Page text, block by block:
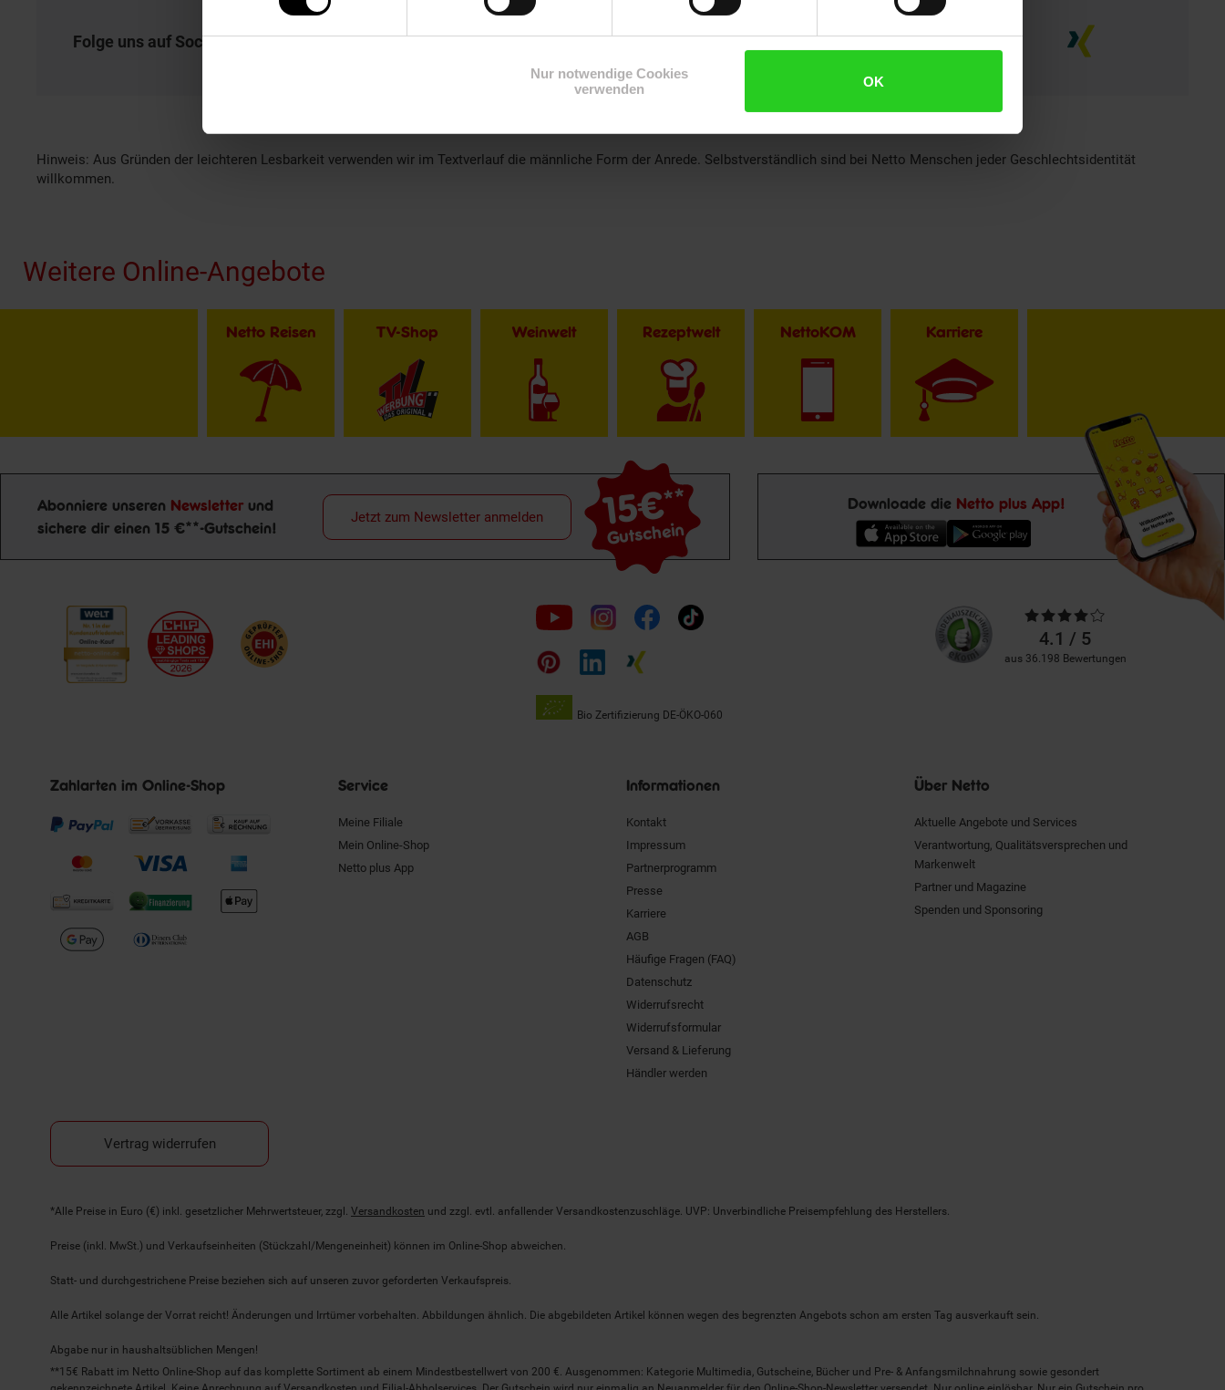
Nur notwendige Cookies
verwenden
OK
Folge uns auf Social Media!
Hinweis: Aus Gründen der leichteren Lesbarkeit verwenden wir im Textverlauf die männliche Form der Anrede. Selbstverständlich sind bei Netto Menschen jeder Geschlechtsidentität
willkommen.
Weitere Online-Angebote
Netto Reisen TV-Shop Weinwelt Rezeptwelt NettoKOM Karriere
Newsletter Anmeldung
Abonniere unseren Newsletter und
sichere dir einen 15 €**-Gutschein!
15€**
Gutschein
Jetzt zum Newsletter anmelden
Downloade die Netto plus App!
Folge
uns
auf
Bio Zertifizierung DE-ÖKO-060
Unsere
Kundenbewertungen
Durchschnittliche
Bewertungen4.1 / 5
aus 36.198 Bewertungen
Zahlarten im Online-Shop Service
Meine Filiale
Mein Online-Shop
Netto plus App
Informationen
Kontakt
Impressum
Partnerprogramm
Presse
Karriere
AGB
Häufige Fragen (FAQ)
Datenschutz
Widerrufsrecht
Widerrufsformular
Versand & Lieferung
Händler werden
Über Netto
Aktuelle Angebote und Services
Verantwortung, Qualitätsversprechen und
Markenwelt
Partner und Magazine
Spenden und Sponsoring
Vertrag widerrufen
Fußnoten
*Alle Preise in Euro (€) inkl. gesetzlicher Mehrwertsteuer, zzgl. Versandkosten und zzgl. evtl. anfallender Versandkostenzuschläge. UVP: Unverbindliche Preisempfehlung des Herstellers.
Preise (inkl. MwSt.) und Verkaufseinheiten (Stückzahl/Mengeneinheit) können im Online-Shop abweichen.
Statt- und durchgestrichene Preise beziehen sich auf unseren zuvor geforderten Verkaufspreis.
Alle Artikel solange der Vorrat reicht! Änderungen und Irrtümer vorbehalten. Abbildungen ähnlich. Die abgebildeten Artikel können wegen des begrenzten Angebots schon am ersten Tag ausverkauft sein.
Abgabe nur in haushaltsüblichen Mengen!
**15€ Rabatt im Netto Online-Shop auf das komplette Sortiment ab einem Mindestbestellwert von 200 €. Ausgenommen: Kategorie Multimedia, Gutscheine, Bücher und Pre- & Anfangsmilchnahrung sowie gesondert